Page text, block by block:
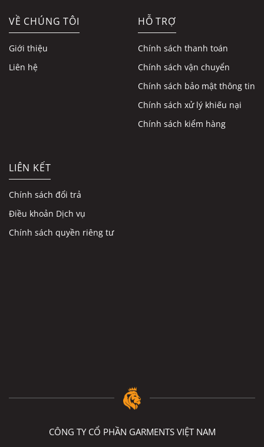
VỀ CHÚNG TÔI
Giới thiệu
Liên hệ
HỖ TRỢ
Chính sách thanh toán
Chính sách vận chuyển
Chính sách bảo mật thông tin
Chính sách xử lý khiếu nại
Chính sách kiểm hàng
LIÊN KẾT
Chính sách đổi trả
Điều khoản Dịch vụ
Chính sách quyền riêng tư
CÔNG TY CỔ PHẦN GARMENTS VIỆT NAM